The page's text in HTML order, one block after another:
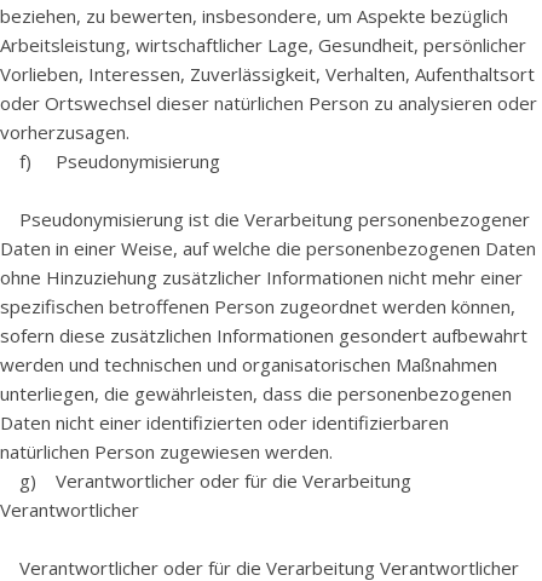
beziehen, zu bewerten, insbesondere, um Aspekte bezüglich
Arbeitsleistung, wirtschaftlicher Lage, Gesundheit, persönlicher
Vorlieben, Interessen, Zuverlässigkeit, Verhalten, Aufenthaltsort
oder Ortswechsel dieser natürlichen Person zu analysieren oder
vorherzusagen.
f) Pseudonymisierung
Pseudonymisierung ist die Verarbeitung personenbezogener
Daten in einer Weise, auf welche die personenbezogenen Daten
ohne Hinzuziehung zusätzlicher Informationen nicht mehr einer
spezifischen betroffenen Person zugeordnet werden können,
sofern diese zusätzlichen Informationen gesondert aufbewahrt
werden und technischen und organisatorischen Maßnahmen
unterliegen, die gewährleisten, dass die personenbezogenen
Daten nicht einer identifizierten oder identifizierbaren
natürlichen Person zugewiesen werden.
g) Verantwortlicher oder für die Verarbeitung
Verantwortlicher
Verantwortlicher oder für die Verarbeitung Verantwortlicher